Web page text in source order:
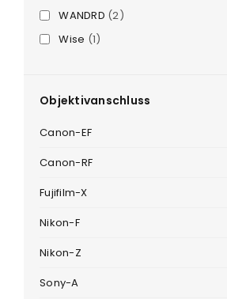
WANDRD (2)
Wise (1)
Objektivanschluss
Canon-EF
Canon-RF
Fujifilm-X
Nikon-F
Nikon-Z
Sony-A